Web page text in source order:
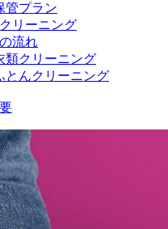
管プラン
リーニング
流れ
類クリーニング
とんクリーニング